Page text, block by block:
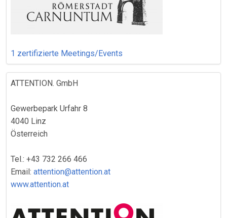
1 zertifizierte Meetings/Events
ATTENTION. GmbH
Gewerbepark Urfahr 8
4040 Linz
Österreich
Tel.: +43 732 266 466
Email: attention@attention.at
www.attention.at